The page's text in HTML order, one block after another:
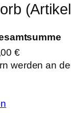
€
werden an